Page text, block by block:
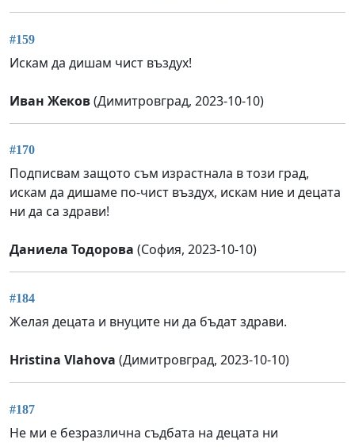
#159
Искам да дишам чист въздух!
Иван Жеков(Димитровград, 2023-10-10)
#170
Подписвам защото съм израстнала в този град,
искам да дишаме по-чист въздух, искам ние и децата
ни да са здрави!
Даниела Тодорова (София, 2023-10-10)
#184
Желая децата и внуците ни да бъдат здрави.
Hristina Vlahova (Димитровград, 2023-10-10)
#187
Не ми е безразлична съдбата на децата ни